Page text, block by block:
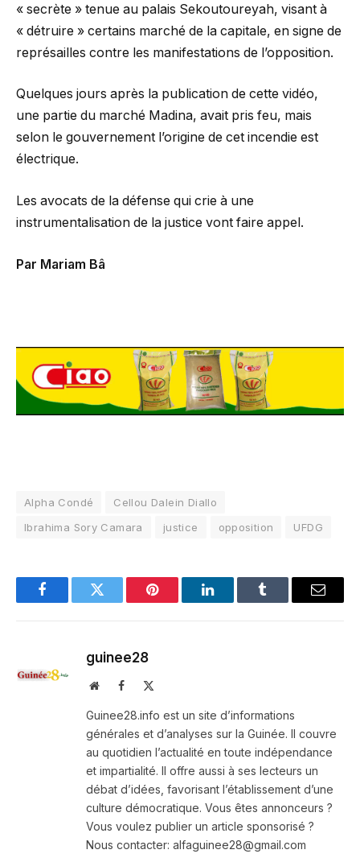
« secrète » tenue au palais Sekoutoureyah, visant à
« détruire » certains marché de la capitale, en signe de
représailles contre les manifestations de l’opposition.
Quelques jours après la publication de cette vidéo,
une partie du marché Madina, avait pris feu, mais
selon le gouvernement l’origine de cet incendie est
électrique.
Les avocats de la défense qui crie à une
instrumentalisation de la justice vont faire appel.
Par Mariam Bâ
Alpha Condé
Cellou Dalein Diallo
Ibrahima Sory Camara
justice opposition UFDG
FacebookTwitter Pinterest LinkedInTumblr Email
guinee28
WebsiteFacebook
Guinee28.info est un site d’informations
générales et d’analyses sur la Guinée. Il couvre
au quotidien l’actualité en toute indépendance
et impartialité. Il offre aussi à ses lecteurs un
débat d’idées, favorisant l’établissement d’une
culture démocratique. Vous êtes annonceurs ?
Vous voulez publier un article sponsorisé ?
Nous contacter: alfaguinee28@gmail.com